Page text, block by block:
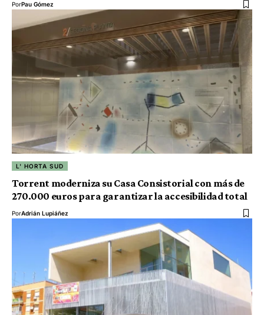
PorPau Gómez
L' HORTA SUD
Torrent moderniza su Casa Consistorial con más de
270.000 euros para garantizar la accesibilidad total
PorAdrián Lupiáñez